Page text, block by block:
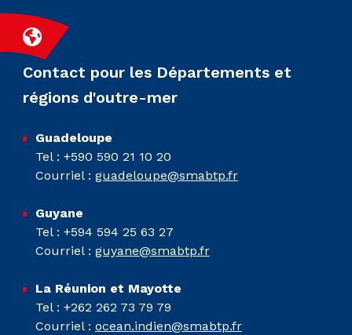
Contact pour les Départements et
régions d'outre-mer
Guadeloupe
Tel : +590 590 21 10 20
Courriel : guadeloupe@smabtp.fr
Guyane
Tel : +594 594 25 63 27
Courriel : guyane@smabtp.fr
La Réunion et Mayotte
Tel : +262 262 73 79 79
Courriel : ocean.indien@smabtp.fr